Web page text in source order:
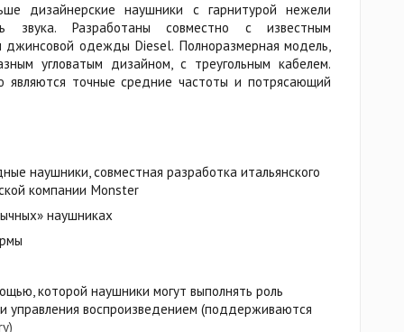
дизайнерские наушники с гарнитурой нежели
звука. Разработаны совместно с известным
джинсовой одежды Diesel. Полноразмерная модель,
угловатым дизайном, с треугольным кабелем.
являются точные средние частоты и потрясающий
наушники, совместная разработка итальянского
компании Monster
наушниках
которой наушники могут выполнять роль
управления воспроизведением (поддерживаются